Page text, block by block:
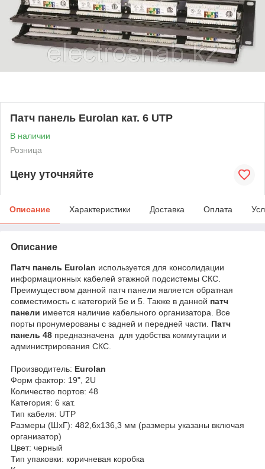
Патч панель Eurolan кат. 6 UTP
В наличии
Розница
Цену уточняйте
Описание Характеристики Доставка Оплата
Описание
Патч панель Eurolan используется для консолидации
информационных кабелей этажной подсистемы СКС.
Преимуществом данной патч панели является обратная
совместимость с категорий 5е и 5. Также в данной патч
панели имеется наличие кабельного организатора. Все
порты пронумерованы с задней и передней части. Патч
панель 48 предназначена для удобства коммутации и
администрирования СКС.
Производитель: Eurolan
Форм фактор: 19", 2U
Количество портов: 48
Категория: 6 кат.
Тип кабеля: UTP
Размеры (ШхГ): 482,6х136,3 мм (размеры указаны включая
организатор)
Цвет: черный
Тип упаковки: коричневая коробка